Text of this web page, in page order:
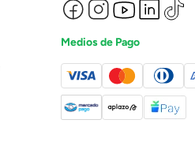
Medios de Pago